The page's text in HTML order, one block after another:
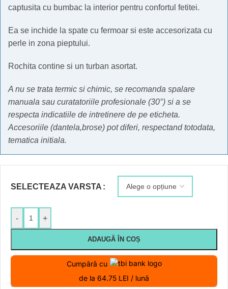
captusita cu bumbac la interior pentru confortul fetitei.
Ea se inchide la spate cu fermoar si este accesorizata cu
perle in zona pieptului.
Rochita contine si un turban asortat.
A nu se trata termic si chimic, se recomanda spalare
manuala sau curatatoriile profesionale (30°) si a se
respecta indicatiile de intretinere de pe eticheta.
Accesoriile (dantela,brose) pot diferi, respectand totodata,
tematica initiala.
SELECTEAZA VARSTA
- +
ADAUGĂ ÎN COȘ
Cumpără cu
de la 64.75 LEI / lună